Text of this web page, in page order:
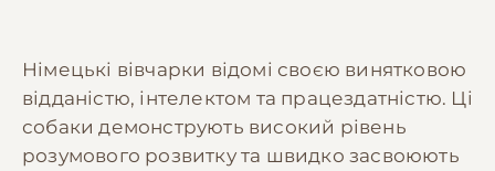
Німецькі вівчарки відомі своєю винятковою
відданістю, інтелектом та працездатністю. Ці
собаки демонструють високий рівень
розумового розвитку та швидко засвоюють